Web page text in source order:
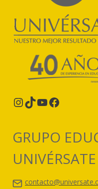
Instagram
TikTok
YouTube
Facebook
GRUPO